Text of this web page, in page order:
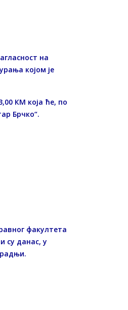
на
којом је
КМ која ће, по
Брчко“.
факултета
су данас, у